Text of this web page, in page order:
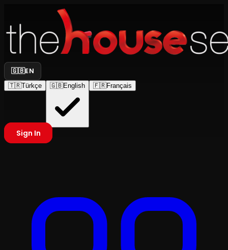
🇬🇧EN
🇹🇷Türkçe 🇬🇧English 🇫🇷Français
Sign In